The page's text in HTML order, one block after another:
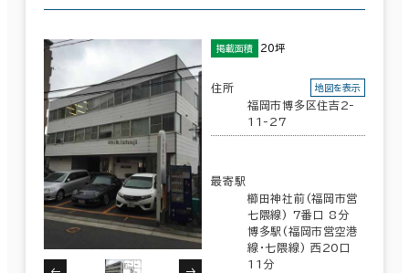
掲載面積 20坪
住所
福岡市博多区住吉2-
11-27
地図を表示
最寄駅
櫛田神社前(福岡市営
七隈線) 7番口 8分
博多駅(福岡市営空港
線･七隈線) 西20口
11分